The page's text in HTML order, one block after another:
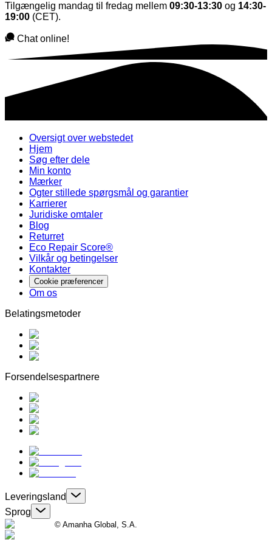
Tilgængelig mandag til fredag mellem 09:30-13:30 og 14:30-
19:00 (CET).
Chat online!
Oversigt over webstedet
Hjem
Søg efter dele
Min konto
Mærker
Ogter stillede spørgsmål og garantier
Karrierer
Juridiske omtaler
Blog
Returret
Eco Repair Score®
Vilkår og betingelser
Kontakter
Cookie præferencer
Om os
Belatingsmetoder
Forsendelsespartnere
Leveringsland
Sprog
© Amanha Global, S.A.